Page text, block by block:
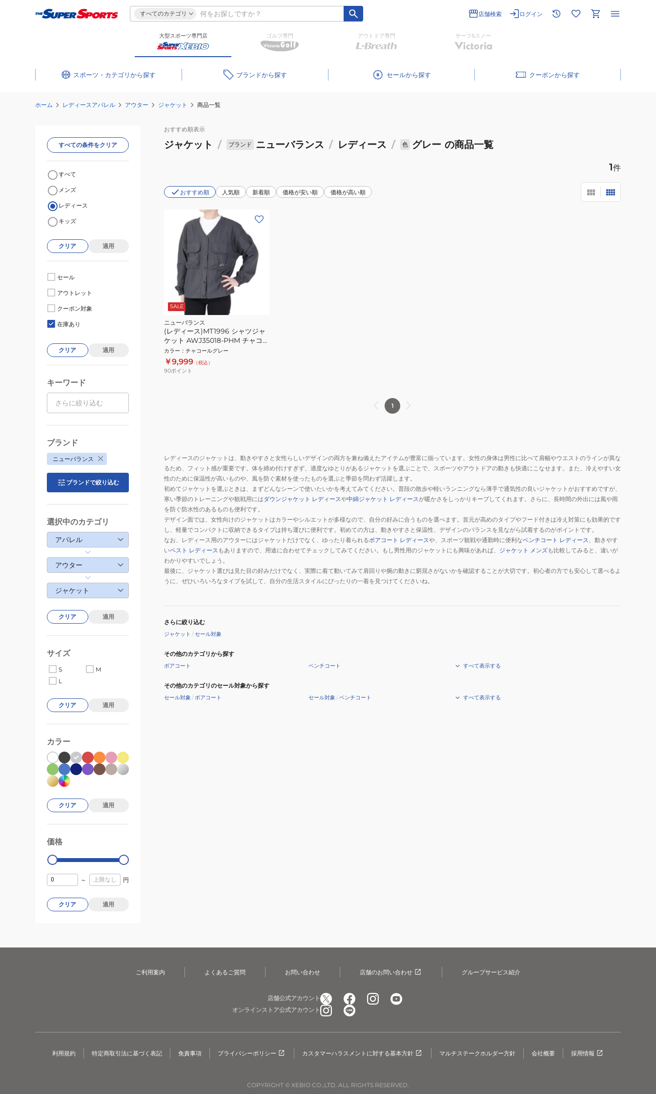
すべてのカテゴリ 店舗検索 ログイン
大型スポーツ専門店 ゴルフ専門 アウトドア専門 サーフ&スノー
スポーツ・カテゴリ ブランド セール クーポン
ホーム レディースアパレル アウター ジャケット 商品一覧
おすすめ順表示
ジャケット / ブランド ニューバランス / レディース / 色 グレー の商品一覧
1件
おすすめ順 人気順 新着順 価格が安い順 価格が高い順
SALE
ニューバランス
(レディース)MT1996 シャツジャ
ケット AWJ35018-PHM チャコー
ルグレー アウター
カラー ： チャコールグレー
￥9,999 （税込）
90ポイント
1
レディースのジャケットは、動きやすさと女性らしいデザインの両方を兼ね備えたアイテムが豊富に揃っています。女性の身体は男性に比べて肩幅やウエストのラインが異な
るため、フィット感が重要です。体を締め付けすぎず、適度なゆとりがあるジャケットを選ぶことで、スポーツやアウトドアの動きも快適にこなせます。また、冷えやすい女
性のために保温性が高いものや、風を防ぐ素材を使ったものを選ぶと季節を問わず活躍します。
初めてジャケットを選ぶときは、まずどんなシーンで使いたいかを考えてみてください。普段の散歩や軽いランニングなら薄手で通気性の良いジャケットがおすすめですが、
寒い季節のトレーニングや観戦用にはダウンジャケット レディースや中綿ジャケット レディースが暖かさをしっかりキープしてくれます。さらに、長時間の外出には風や雨
を防ぐ防水性のあるものも便利です。
デザイン面では、女性向けのジャケットはカラーやシルエットが多様なので、自分の好みに合うものを選べます。首元が高めのタイプやフード付きは冷え対策にも効果的です
し、軽量でコンパクトに収納できるタイプは持ち運びに便利です。初めての方は、動きやすさと保温性、デザインのバランスを見ながら試着するのがポイントです。
なお、レディース用のアウターにはジャケットだけでなく、ゆったり着られるボアコート レディースや、スポーツ観戦や通勤時に便利なベンチコート レディース
、動きやす
いベスト レディース もありますので、用途に合わせてチェックしてみてください。もし男性用のジャケットにも興味があれば、 ジャケット メンズも比較してみると、違いが
わかりやすいでしょう。
最後に、ジャケット選びは見た目の好みだけでなく、実際に着て動いてみて肩回りや腕の動きに窮屈さがないかを確認することが大切です。初心者の方でも安心して選べるよ
うに、ぜひいろいろなタイプを試して、自分の生活スタイルにぴったりの一着を見つけてくださいね。
さらに絞り込む
ジャケット /セール対象
その他のカテゴリから探す
ボアコート ベンチコート すべて表示する
その他のカテゴリのセール対象から探す
セール対象 /ボアコート セール対象 /ベンチコート すべて表示する
すべての条件をクリア
すべて
メンズ
レディース
キッズ
クリア 適用
セール
アウトレット
クーポン対象
在庫あり
クリア 適用
キーワード
ブランド
ニューバランス
ブランドで絞り込む
選択中のカテゴリ
アパレル
アウター
ジャケット
クリア 適用
サイズ
S
M
L
クリア 適用
カラー
クリア 適用
価格
0
～ 円
クリア 適用
ご利用案内 よくあるご質問 お問い合わせ 店舗のお問い合わせ グループサービス紹介
店舗公式アカウント
オンラインストア公式アカウント
利用規約 特定商取引法に基づく表記 免責事項 プライバシーポリシー カスタマーハラスメントに対する基本方針 マルチステークホルダー方針 会社概要 採用情報
COPYRIGHT © XEBIO CO.,LTD. ALL RIGHTS RESERVED.